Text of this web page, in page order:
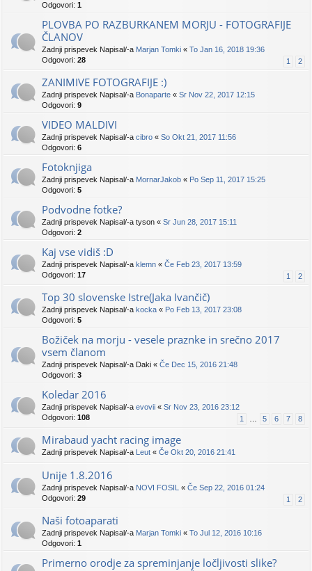
Odgovori: 1
PLOVBA PO RAZBURKANEM MORJU - FOTOGRAFIJE
ČLANOV
Zadnji prispevek Napisal/-a Marjan Tomki « To Jan 16, 2018 19:36
Odgovori: 28 1 2
ZANIMIVE FOTOGRAFIJE :)
Zadnji prispevek Napisal/-a Bonaparte « Sr Nov 22, 2017 12:15
Odgovori: 9
VIDEO MALDIVI
Zadnji prispevek Napisal/-a cibro « So Okt 21, 2017 11:56
Odgovori: 6
Fotoknjiga
Zadnji prispevek Napisal/-a MornarJakob « Po Sep 11, 2017 15:25
Odgovori: 5
Podvodne fotke?
Zadnji prispevek Napisal/-a tyson « Sr Jun 28, 2017 15:11
Odgovori: 2
Kaj vse vidiš :D
Zadnji prispevek Napisal/-a klemn « Če Feb 23, 2017 13:59
Odgovori: 17 1 2
Top 30 slovenske Istre(Jaka Ivančič)
Zadnji prispevek Napisal/-a kocka « Po Feb 13, 2017 23:08
Odgovori: 5
Božiček na morju - vesele praznke in srečno 2017
vsem članom
Zadnji prispevek Napisal/-a Daki « Če Dec 15, 2016 21:48
Odgovori: 3
Koledar 2016
Zadnji prispevek Napisal/-a evovii « Sr Nov 23, 2016 23:12
Odgovori: 108 1 5 6 7 8
Mirabaud yacht racing image
Zadnji prispevek Napisal/-a Leut « Če Okt 20, 2016 21:41
Unije 1.8.2016
Zadnji prispevek Napisal/-a NOVI FOSIL « Če Sep 22, 2016 01:24
Odgovori: 29 1 2
Naši fotoaparati
Zadnji prispevek Napisal/-a Marjan Tomki « To Jul 12, 2016 10:16
Odgovori: 1
Primerno orodje za spreminjanje ločljivosti slike?